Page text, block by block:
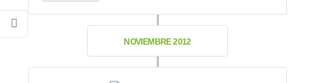
NOVIEMBRE 2012